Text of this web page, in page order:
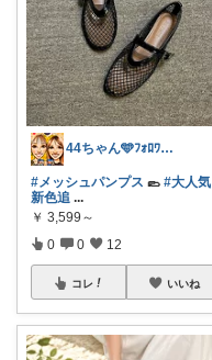
44ちゃん🩵ﾌｫﾛﾜｰ様から購入
#メッシュパンプス 🥿 #大人気
新色追 ...
￥ 3,599～
0 0 12
コレ いいね